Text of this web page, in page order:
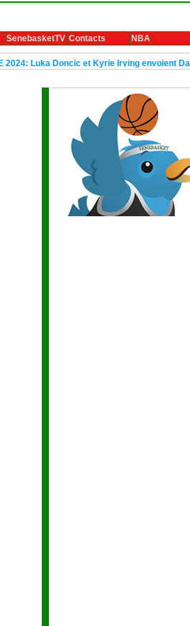
SenebasketTV Contacts NBA
Doncic et Kyrie Irving envoient Dallas en finale